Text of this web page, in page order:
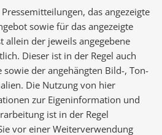
das angezeigte
sowie für das angezeigte
allein der jeweils angegebene
Dieser ist in der Regel auch
sowie der angehängten Bild-, Ton-
Die Nutzung von hier
zur Eigeninformation und
ist in der Regel
vor einer Weiterverwendung